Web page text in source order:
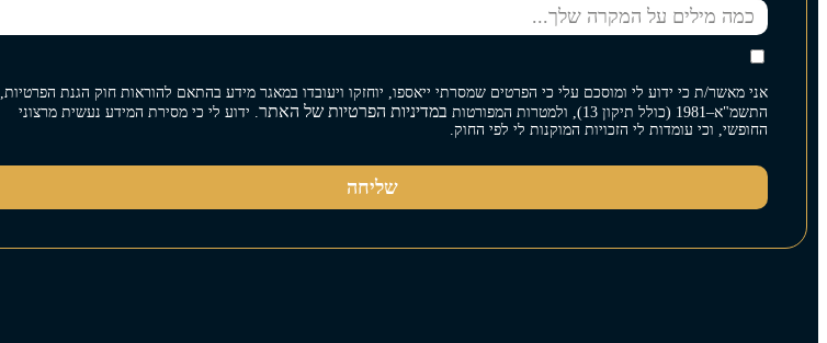
אני מאשר/ת כי ידוע לי ומוסכם עלי כי הפרטים שמסרתי ייאספו, יוחזקו ויעובדו במאגר מידע בהתאם להוראות חוק הגנת הפרטיות,
התשמ"א–1981 (כולל תיקון 13), ולמטרות המפורטות
במדיניות הפרטיות של האתר. ידוע לי כי מסירת המידע נעשית מרצוני
החופשי, וכי עומדות לי הזכויות המוקנות לי לפי החוק.
שליחה